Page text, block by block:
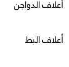
أعلاف الدواجن
أعلاف البط